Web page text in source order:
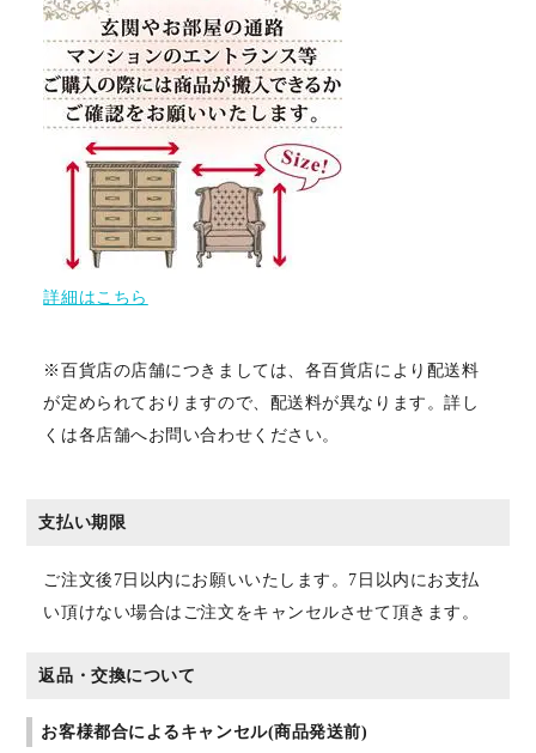
詳細はこちら
※百貨店の店舗につきましては、各百貨店により配送料
が定められておりますので、配送料が異なります。詳し
くは各店舗へお問い合わせください。
支払い期限
ご注文後7日以内にお願いいたします。7日以内にお支払
い頂けない場合はご注文をキャンセルさせて頂きます。
返品・交換について
お客様都合によるキャンセル(商品発送前)